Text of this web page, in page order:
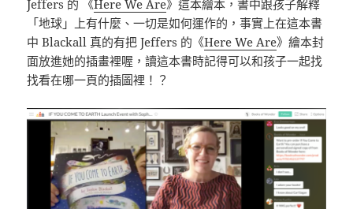
Jeffers 的 《Here We Are》這本繪本，書中跟孩子解釋
「地球」上有什麼、一切是如何運作的，事實上在這本書
中 Blackall 真的有把 Jeffers 的《Here We Are》繪本封
面放進她的插畫裡喔，讀這本書時記得可以和孩子一起找
找看在哪一頁的插圖裡！？